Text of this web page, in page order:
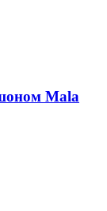
Mala